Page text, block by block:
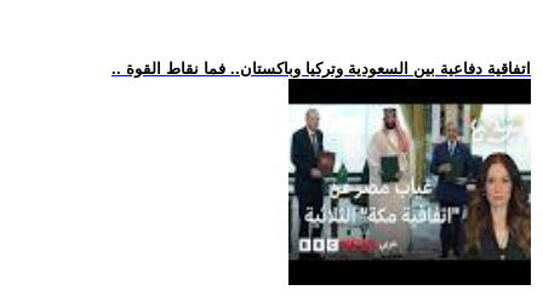
.. اتفاقية دفاعية بين السعودية وتركيا وباكستان.. فما نقاط القوة